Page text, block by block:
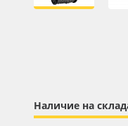
Новинки
Наличие на